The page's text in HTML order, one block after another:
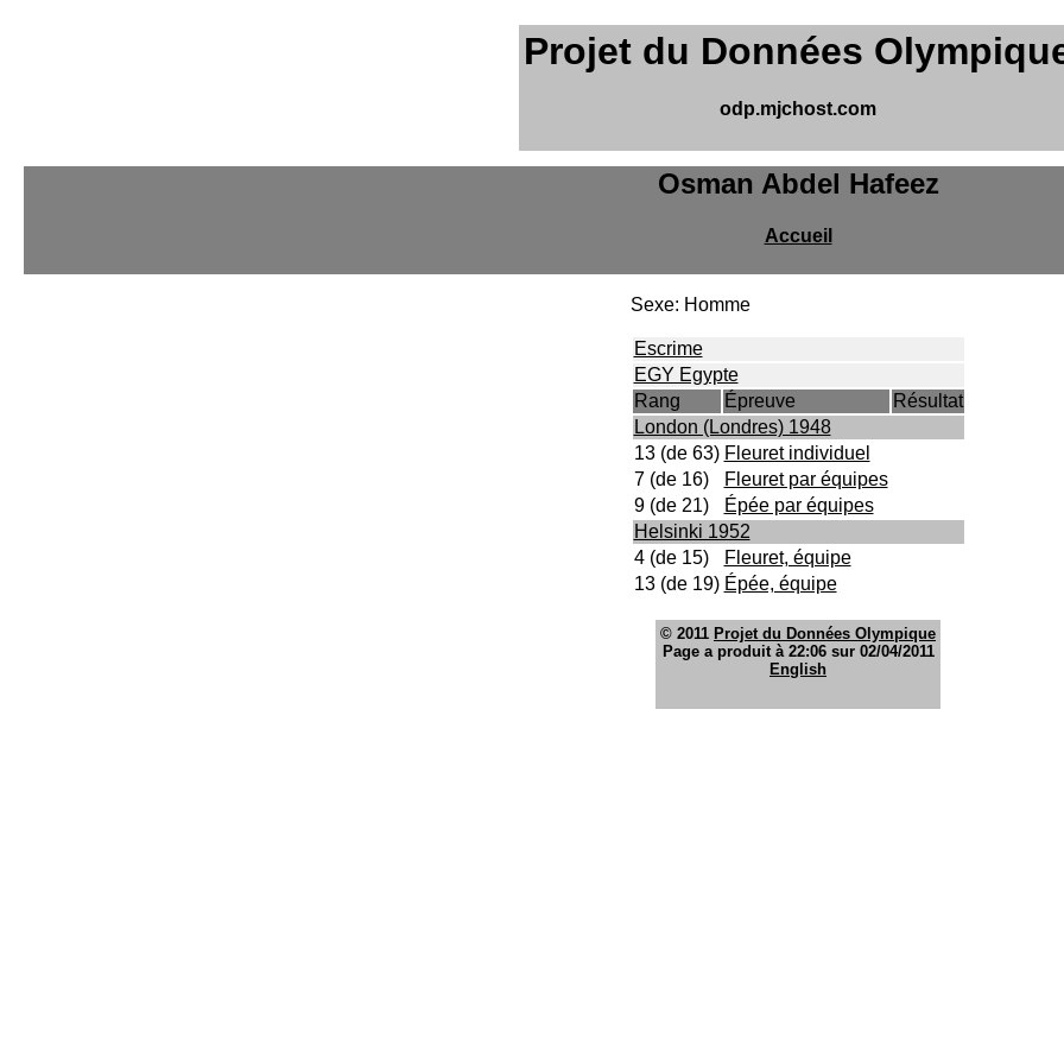
Projet du Données
odp.mjchost.com
Osman Abdel Hafeez
Accueil
Sexe: Homme
Escrime
EGY Egypte
Rang
Épreuve
Résultat
London (Londres) 1948
13 (de 63) Fleuret individuel
7 (de 16)
Fleuret par équipes
9 (de 21)
Épée par équipes
Helsinki 1952
4 (de 15)
Fleuret, équipe
13 (de 19) Épée, équipe
© 2011 Projet du Données Olympique
Page a produit à 22:06 sur 02/04/2011
English